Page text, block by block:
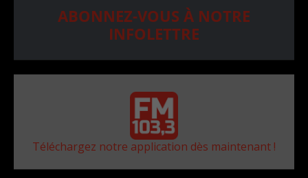
ABONNEZ-VOUS À NOTRE
INFOLETTRE
Téléchargez notre application dès maintenant !